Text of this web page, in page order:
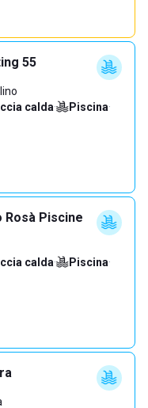
55
calda· Piscina·
Rosà Piscine
calda· Piscina·